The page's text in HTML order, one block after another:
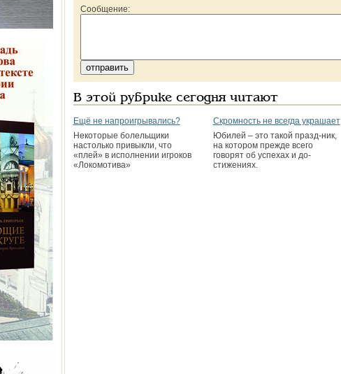
Сообщение:
В этой рубрике сегодня читают
Ещё не напроигрывались?
Некоторые болельщики
настолько привыкли, что
«плей» в исполнении игроков
«Локомотива»
Скромность не всегда украшает
Юбилей – это такой празд-ник,
на котором прежде всего
говорят об успехах и до-
стижениях.